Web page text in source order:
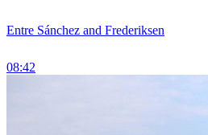
Entre Sánchez and Frederiksen
08:42